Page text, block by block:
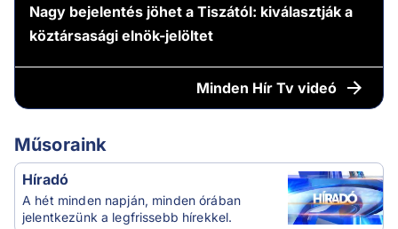
Nagy bejelentés jöhet a Tiszától: kiválasztják a
köztársasági elnök-jelöltet
Minden Hír Tv videó
Műsoraink
Híradó
A hét minden napján, minden órában
jelentkezünk a legfrissebb hírekkel.